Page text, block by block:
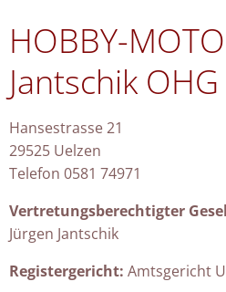
HOBBY-
Jantschik OHG
Hansestrasse 21
29525 Uelzen
Telefon 0581 74971
Vertretungsberechtigter
Jürgen Jantschik
Registergericht: Amtsgericht